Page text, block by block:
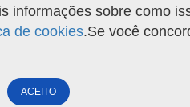
informações sobre como
de cookies.Se você
ACEITO